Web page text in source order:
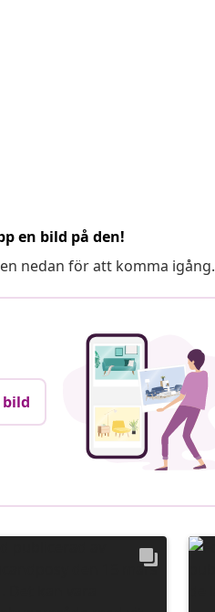
en bild på den!
nedan för att komma igång.
bild